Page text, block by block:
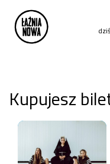
Kupujesz